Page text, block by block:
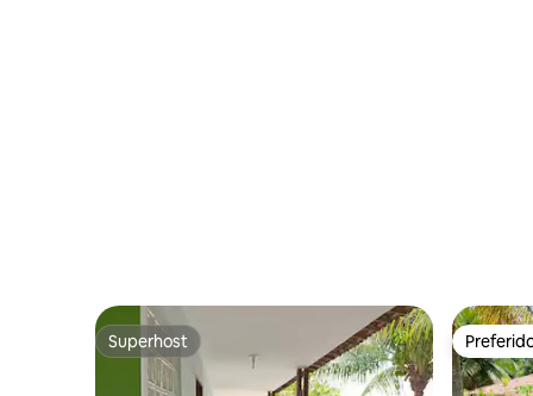
Superhost
Superhost